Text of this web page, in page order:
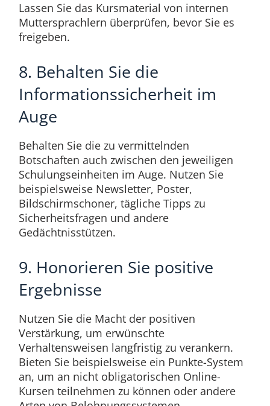
Lassen Sie das Kursmaterial von internen
Muttersprachlern überprüfen, bevor Sie es
freigeben.
8. Behalten Sie die
Informationssicherheit im
Auge
Behalten Sie die zu vermittelnden
Botschaften auch zwischen den jeweiligen
Schulungseinheiten im Auge. Nutzen Sie
beispielsweise Newsletter, Poster,
Bildschirmschoner, tägliche Tipps zu
Sicherheitsfragen und andere
Gedächtnisstützen.
9. Honorieren Sie positive
Ergebnisse
Nutzen Sie die Macht der positiven
Verstärkung, um erwünschte
Verhaltensweisen langfristig zu verankern.
Bieten Sie beispielsweise ein Punkte-System
an, um an nicht obligatorischen Online-
Kursen teilnehmen zu können oder andere